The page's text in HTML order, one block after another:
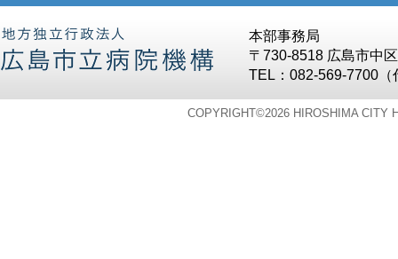
本部事務局
〒730-8518 広島市中
TEL：082-569-7700
COPYRIGHT©2026 HIROSHIMA CITY